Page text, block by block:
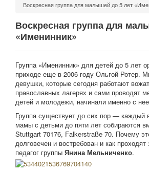
Воскресная группа для малышей до 5 лет
Воскресная группа для
«Именинник»
Группа «Именинник» для детей до 5 лет
приходе еще в 2006 году Ольгой Ротер.
девушки, которые сегодня работают
православных лагерях и сами проводят
детей и молодежи, начинали именно с
Группа существует до сих пор — каждый
мамы с детьми до пяти лет собираются
Stuttgart 70176, Falkerstraße 70. Почему
долговечен и востребован и как проходят
педагог группы Янина Мельниченко.